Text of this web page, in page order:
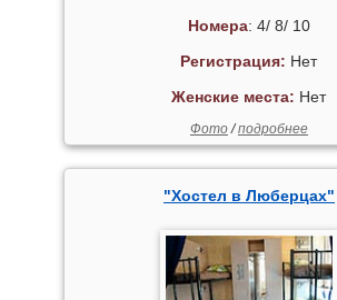
Номера: 4/ 8/ 10
Регистрация: Нет
Женские места: Нет
Фото/подробнее
"Хостел в Люберцах"